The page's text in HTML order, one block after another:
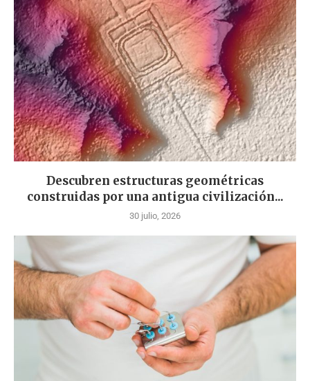
Descubren estructuras geométricas
construidas por una antigua civilización...
30 julio, 2026